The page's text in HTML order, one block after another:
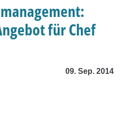
für Chef
09. Sep. 2014